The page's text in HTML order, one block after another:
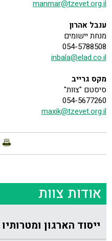
manmar@tzevet.org.il
ענבל אהרון
מנחת יישומים
054-5788508
inbala@elad.co.il
מקס גרייב
סיסטם "צוות"
054-5677260
maxik@tzevet.org.il
אודות צוות
ייסוד הארגון ומטרותיו